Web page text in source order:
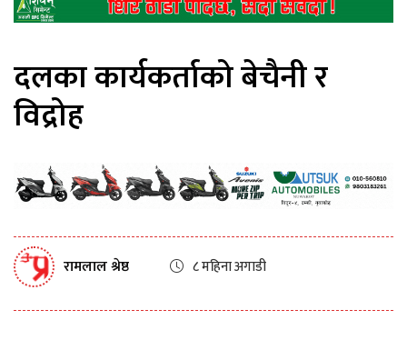
दलका कार्यकर्ताको बेचैनी र
विद्रोह
रामलाल श्रेष्ठ ८ महिना अगाडी